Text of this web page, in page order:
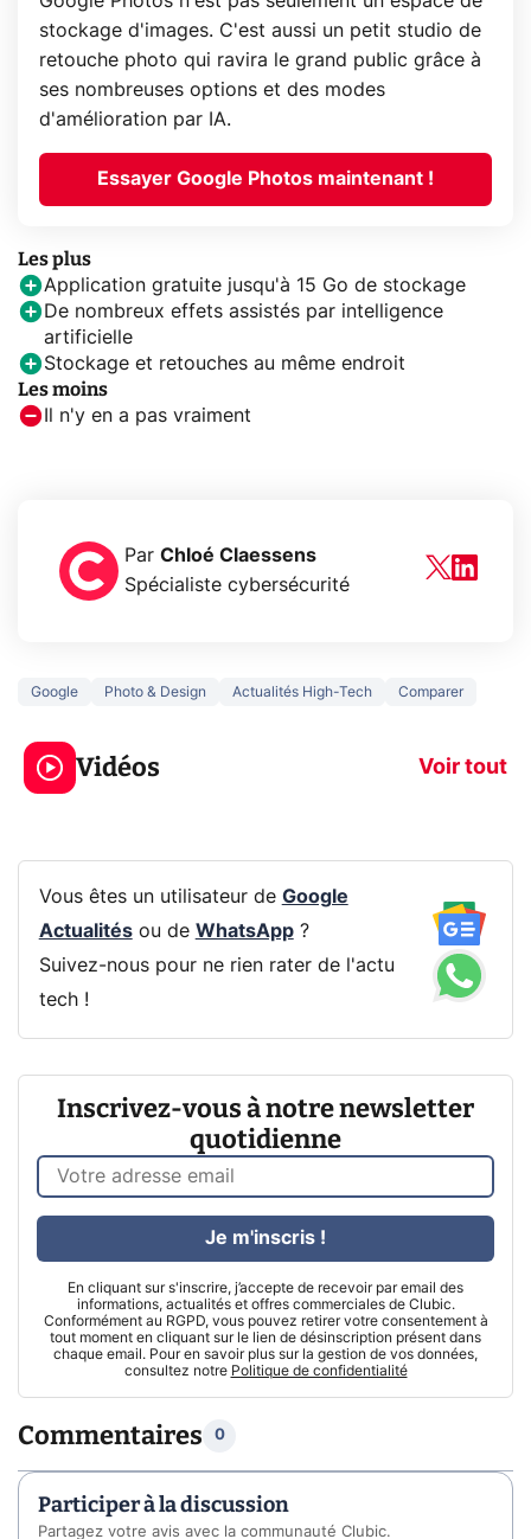
stockage d'images. C'est aussi un petit studio de
retouche photo qui ravira le grand public grâce à
ses nombreuses options et des modes
d'amélioration par IA.
Essayer Google Photos maintenant !
Les plus
Application gratuite jusqu'à 15 Go de stockage
De nombreux effets assistés par intelligence
artificielle
Stockage et retouches au même endroit
Les moins
Il n'y en a pas vraiment
Par Chloé Claessens
Spécialiste cybersécurité
Google Photo & Design Actualités High-Tech Comparer
Vidéos Voir tout
3 écrans en 1 pour
319€ ? Voici L'AOC
CQ32G4ZA !
5
prochaine
Vous êtes un utilisateur de Google
Actualitésou de WhatsApp?
Suivez-nous pour ne rien rater de l'actu
tech !
Inscrivez-vous à notre newsletter
quotidienne
En cliquant sur s'inscrire, j’accepte de recevoir par email des
informations, actualités et offres commerciales de Clubic.
Conformément au RGPD, vous pouvez retirer votre consentement à
tout moment en cliquant sur le lien de désinscription présent dans
chaque email. Pour en savoir plus sur la gestion de vos données,
consultez notre Politique de confidentialité
Je m'inscris !
Commentaires 0
Participer à la discussion
Partagez votre avis avec la communauté Clubic.